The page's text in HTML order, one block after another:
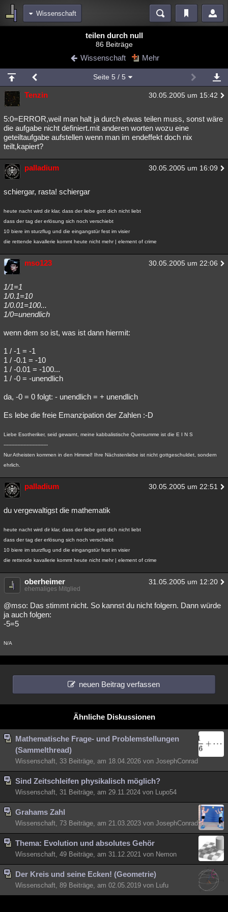
Wissenschaft
Blogs
Chat Wiki Neuigkeiten
meine Rubriken
Menschen Mystery Kriminalfälle
Spiritualität Verschwörungen Technologie Ufologie
Natur Umfragen Unterhaltung
weitere Rubriken
Philosophie Literatur
Astronomie Helpdesk
Musik Clash Verbesserungen Allmystery
Übersichten
Besucht Teilgenommen Alle Neue
Lesenswert
teilen durch null
86 Beiträge
Wissenschaft Mehr
Seite 5 / 5
Tenzin 30.05.2005 um 15:42
5:0=ERROR,weil man halt ja durch etwas teilen muss, sonst wäre
die aufgabe nicht definiert.mit anderen worten wozu eine
geteiltaufgabe aufstellen wenn man im endeffekt doch nix
teilt,kapiert?
palladium 30.05.2005 um 16:09
schiergar, rasta! schiergar
heute nacht wird dir klar, dass der liebe gott dich nicht liebt
dass der tag der erlösung sich noch verschiebt
10 biere im sturzflug und die eingangstür fest im visier
die rettende kavallerie kommt heute nicht mehr | element of crime
mso123 30.05.2005 um 22:06
1/1=1
1/0.1=10
1/0.01=100...
1/0=unendlich
wenn dem so ist, was ist dann hiermit:
1 / -1 = -1
1 / -0.1 = -10
1 / -0.01 = -100...
1 / -0 = -unendlich
da, -0 = 0 folgt: - unendlich = + unendlich
Es lebe die freie Emanzipation der Zahlen :-D
Liebe Esotheriker, seid gewarnt, meine kabbalistische Quersumme ist die E I N S
-----------------------------
Nur Atheisten kommen in den Himmel! Ihre Nächstenliebe ist nicht gottgeschuldet, sondern
ehrlich.
palladium 30.05.2005 um 22:51
du vergewaltigst die mathematik
heute nacht wird dir klar, dass der liebe gott dich nicht liebt
dass der tag der erlösung sich noch verschiebt
10 biere im sturzflug und die eingangstür fest im visier
die rettende kavallerie kommt heute nicht mehr | element of crime
oberheimer 31.05.2005 um 12:20
ehemaliges Mitglied
@mso: Das stimmt nicht. So kannst du nicht folgern. Dann würde
ja auch folgen:
-5=5
N/A
neuen Beitrag verfassen
Ähnliche Diskussionen
Mathematische Frage- und Problemstellungen
(Sammelthread)
Wissenschaft, 33 Beiträge, am 18.04.2026 von JosephConrad
Sind Zeitschleifen physikalisch möglich?
Wissenschaft, 31 Beiträge, am 29.11.2024 von Lupo54
Grahams Zahl
Wissenschaft, 73 Beiträge, am 21.03.2023 von JosephConrad
Thema: Evolution und absolutes Gehör
Wissenschaft, 49 Beiträge, am 31.12.2021 von Nemon
Der Kreis und seine Ecken! (Geometrie)
Wissenschaft, 89 Beiträge, am 02.05.2019 von Lufu